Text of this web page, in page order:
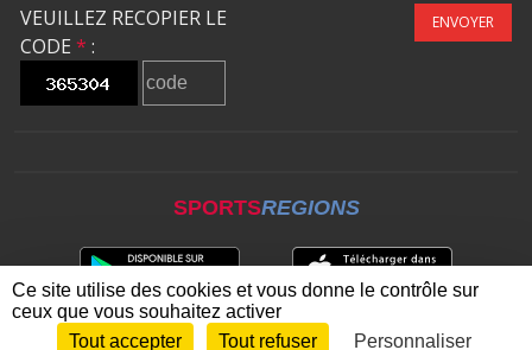
VEUILLEZ RECOPIER LE
CODE * :
ENVOYER
SPORTSREGIONS
Envie de participer ? CONNEXION
Ce site utilise des cookies et vous donne le contrôle sur
ceux que vous souhaitez activer
Tout accepter
Tout refuser Personnaliser